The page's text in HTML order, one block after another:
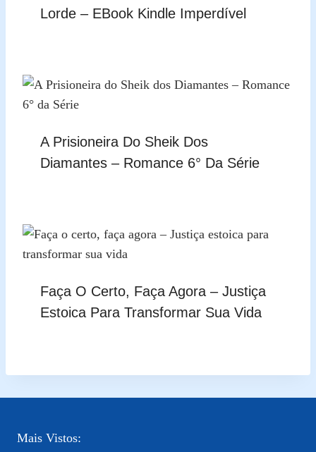
Lorde – EBook Kindle Imperdível
A Prisioneira Do Sheik Dos
Diamantes – Romance 6° Da Série
Faça O Certo, Faça Agora – Justiça
Estoica Para Transformar Sua Vida
Mais Vistos: